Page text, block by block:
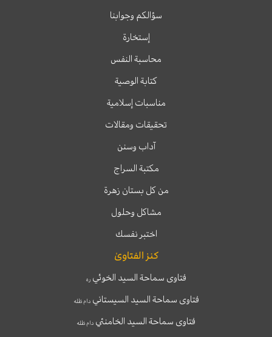
سؤالكم وجوابنا
إستخارة
محاسبة النفس
كتابة الوصية
مناسبات إسلامية
تحقيقات ومقالات
آداب وسنن
مكتبة السراج
من كل بستان زهرة
مشاكل وحلول
اختبر نفسك
كنز الفتاوىٰ
فتاوى سماحة السيد الخوئيره
فتاوى سماحة السيد السيستانيدام ظله
فتاوى سماحة السيد الخامنئي دام ظله